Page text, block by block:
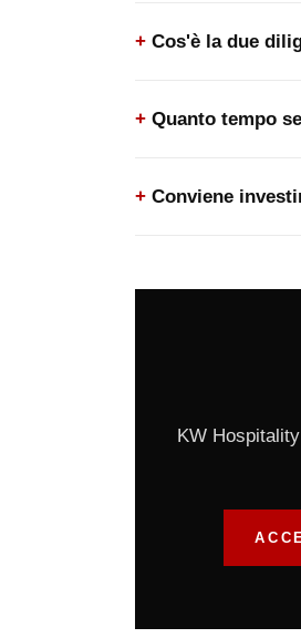
Cos'è la due
Quanto tempo
Conviene
KW